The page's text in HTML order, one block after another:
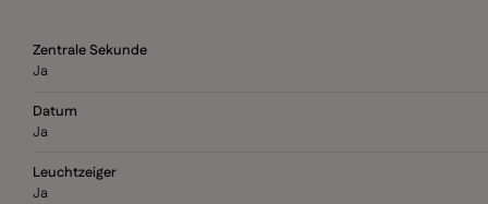
Zentrale Sekunde
Ja
Datum
Ja
Leuchtzeiger
Ja